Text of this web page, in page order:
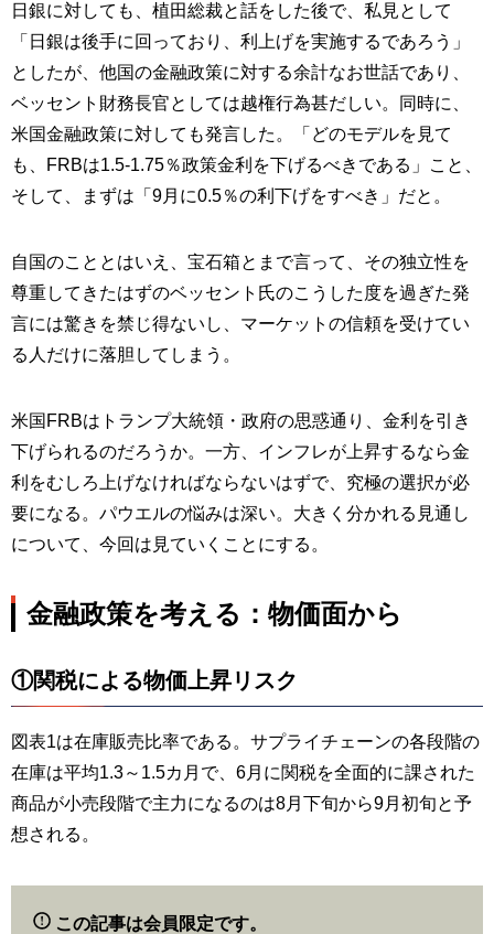
日銀に対しても、植田総裁と話をした後で、私見として
「日銀は後手に回っており、利上げを実施するであろう」
としたが、他国の金融政策に対する余計なお世話であり、
ベッセント財務長官としては越権行為甚だしい。同時に、
米国金融政策に対しても発言した。「どのモデルを見て
も、FRBは1.5-1.75％政策金利を下げるべきである」こと、
そして、まずは「9月に0.5％の利下げをすべき」だと。
自国のこととはいえ、宝石箱とまで言って、その独立性を
尊重してきたはずのベッセント氏のこうした度を過ぎた発
言には驚きを禁じ得ないし、マーケットの信頼を受けてい
る人だけに落胆してしまう。
米国FRBはトランプ大統領・政府の思惑通り、金利を引き
下げられるのだろうか。一方、インフレが上昇するなら金
利をむしろ上げなければならないはずで、究極の選択が必
要になる。パウエルの悩みは深い。大きく分かれる見通し
について、今回は見ていくことにする。
金融政策を考える：物価面から
①関税による物価上昇リスク
図表1は在庫販売比率である。サプライチェーンの各段階の
在庫は平均1.3～1.5カ月で、6月に関税を全面的に課された
商品が小売段階で主力になるのは8月下旬から9月初旬と予
想される。
この記事は会員限定です。